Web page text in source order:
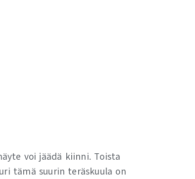
voi jäädä kiinni. Toista
tämä suurin teräskuula on